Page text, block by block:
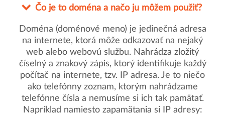
Čo je to doména a načo ju môžem použiť?
Doména (doménové meno) je jedinečná adresa
na internete, ktorá môže odkazovať na nejaký
web alebo webovú službu. Nahrádza zložitý
číselný a znakový zápis, ktorý identifikuje každý
počítač na internete, tzv. IP adresa. Je to niečo
ako telefónny zoznam, ktorým nahrádzame
telefónne čísla a nemusíme si ich tak pamätať.
Napríklad namiesto zapamätania si IP adresy: